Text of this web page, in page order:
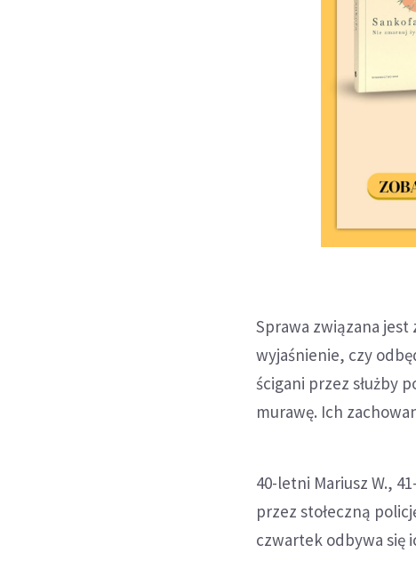
Sprawa związana
wyjaśnienie, czy
ścigani przez służby
murawę. Ich
40-letni Mariusz W.,
przez stołeczną
czwartek odbywa się